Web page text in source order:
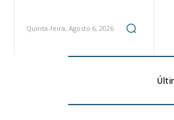
Quinta-feira, Agosto 6, 2026